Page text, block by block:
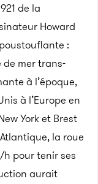
de la
Howard
:
de mer trans-
à l’époque,
à l’Europe en
York et Brest
la roue
pour tenir ses
aurait